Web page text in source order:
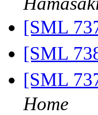
[SML
[SML
[SML
Home